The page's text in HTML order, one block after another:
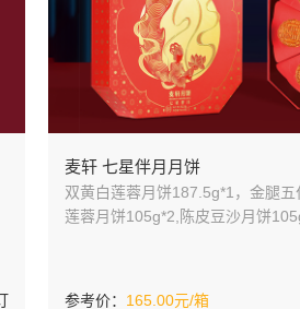
麦轩 七星伴月月饼
双黄白莲蓉月饼187.5g*1，金腿
莲蓉月饼105g*2,陈皮豆沙月饼
参考价： 165.00元/箱